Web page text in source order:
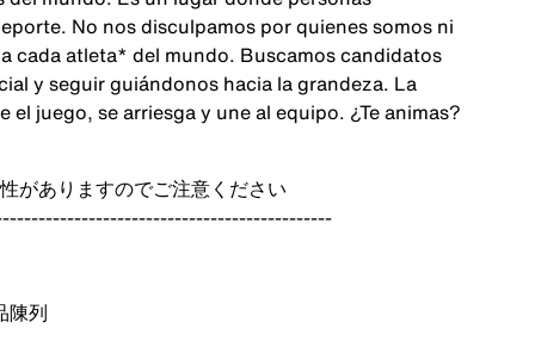
No nos disculpamos por quienes somos ni
cada atleta* del mundo. Buscamos candidatos
y seguir guiándonos hacia la grandeza. La
juego, se arriesga y une al equipo. ¿Te animas?
がありますのでご注意ください
陳列